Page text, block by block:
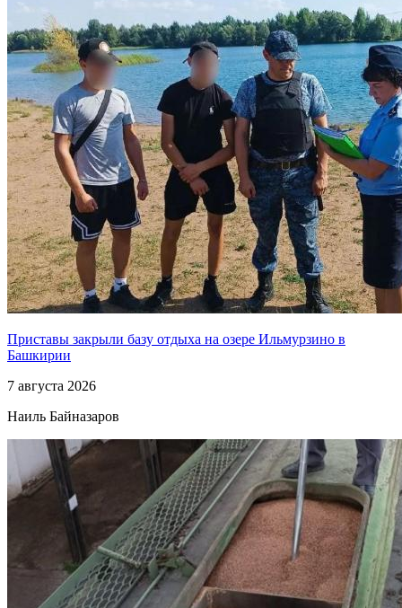
Приставы закрыли базу отдыха на озере Ильмурзино в
Башкирии
7 августа 2026
Наиль Байназаров